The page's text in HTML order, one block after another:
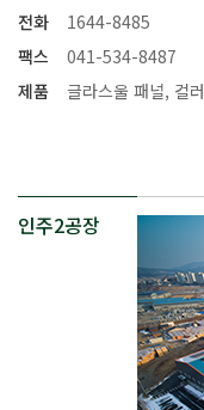
전화
1644-8485
팩스
041-534-8487
제품
글라스울 패널, 컬
인주2공장